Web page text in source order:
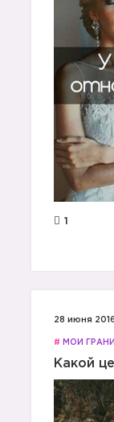
1
28 июня
# МОИ
Какой